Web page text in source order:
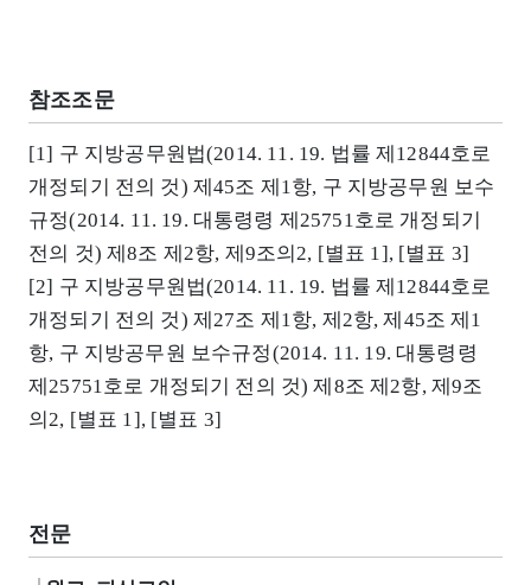
참조조문
[1] 구 지방공무원법(2014. 11. 19. 법률 제12844호로
개정되기 전의 것) 제45조 제1항, 구 지방공무원 보수
규정(2014. 11. 19. 대통령령 제25751호로 개정되기
전의 것) 제8조 제2항, 제9조의2, [별표 1], [별표 3]
[2] 구 지방공무원법(2014. 11. 19. 법률 제12844호로
개정되기 전의 것) 제27조 제1항, 제2항, 제45조 제1
항, 구 지방공무원 보수규정(2014. 11. 19. 대통령령
제25751호로 개정되기 전의 것) 제8조 제2항, 제9조
의2, [별표 1], [별표 3]
전문